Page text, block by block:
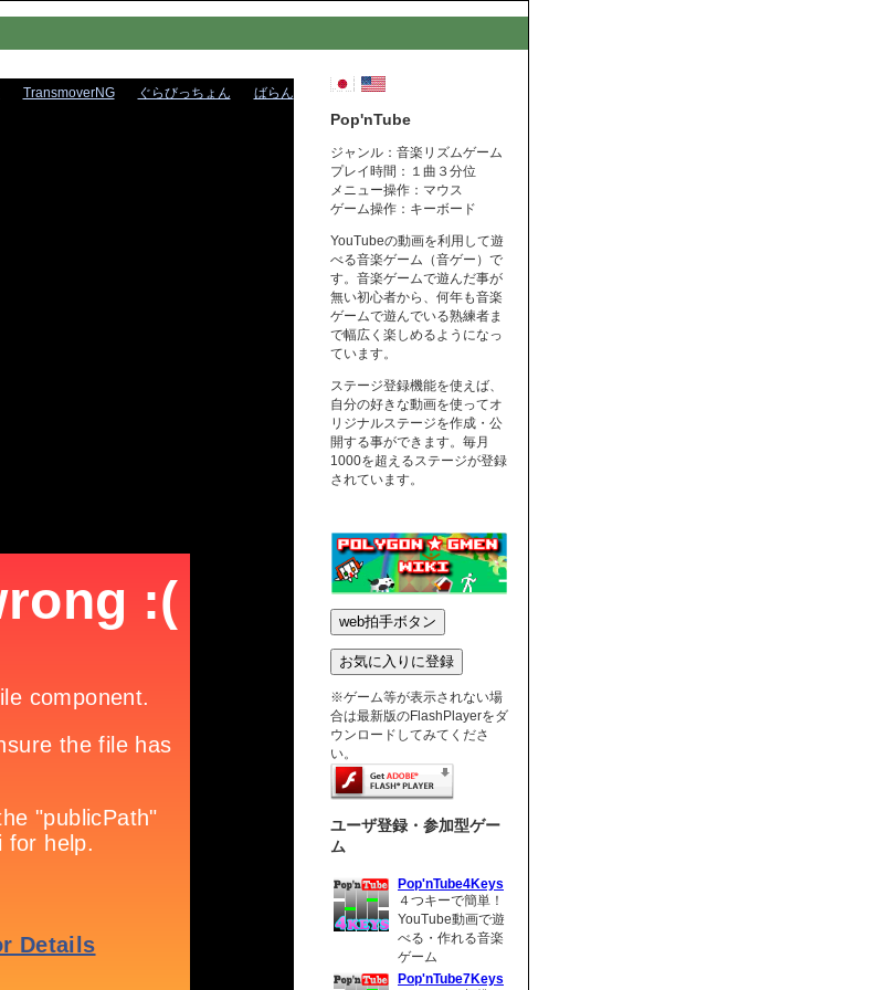
TransmoverNG ぐらびっちょん
ばらん
Pop'nTube
ジャンル：音楽リズムゲーム
プレイ時間：１曲３分位
メニュー操作：マウス
ゲーム操作：キーボード
YouTubeの動画を利用して遊
べる音楽ゲーム（音ゲー）で
す。音楽ゲームで遊んだ事が
無い初心者から、何年も音楽
ゲームで遊んでいる熟練者ま
で幅広く楽しめるようになっ
ています。
ステージ登録機能を使えば、
自分の好きな動画を使ってオ
リジナルステージを作成・公
開する事ができます。毎月
1000を超えるステージが登録
されています。
※ゲーム等が表示されない場
合は最新版のFlashPlayerをダ
ウンロードしてみてくださ
い。
ユーザ登録・参加型ゲー
ム
Pop'nTube4Keys
４つキーで簡単！
YouTube動画で遊
べる・作れる音楽
ゲーム
Pop'nTube7Keys